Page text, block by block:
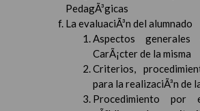
PedagÃ³gicas
La evaluaciÃ³n del alumnado
Aspectos
CarÃ¡cter de la misma
Criterios,
para la realizaciÃ³n de
Procedimiento por